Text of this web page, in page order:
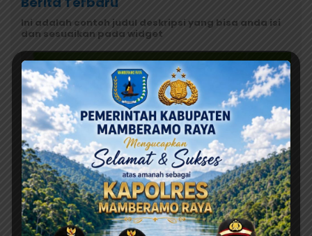
Ini adalah contoh judul deskripsi yang bisa anda isi
dan sesuaikan pada widget
Agustus 7, 2026
Orang Tua Kecewa, Korban MBG Depapre